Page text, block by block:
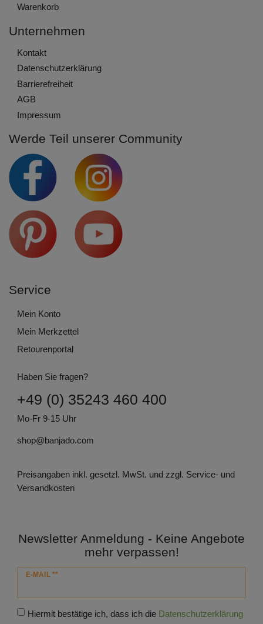
Warenkorb
Unternehmen
Kontakt
Daten­schutz­erklärung
Barrierefreiheit
AGB
Impressum
Werde Teil unserer Community
Service
Mein Konto
Mein Merkzettel
Retourenportal
Haben Sie fragen?
+49 (0) 35243 460 400
Mo-Fr 9-15 Uhr
shop@banjado.com
Preisangaben inkl. gesetzl. MwSt. und zzgl. Service- und
Versandkosten
Newsletter Anmeldung - Keine Angebote
mehr verpassen!
E-MAIL **
Newsletter
Hiermit bestätige ich, dass ich die Daten­schutz­erklärung